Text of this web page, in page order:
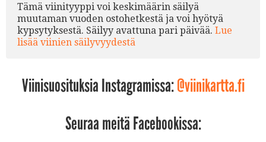
Tämä viinityyppi voi keskimäärin säilyä
muutaman vuoden ostohetkestä ja voi hyötyä
kypsytyksestä. Säilyy avattuna pari päivää. Lue
lisää viinien säilyvyydestä
Viinisuosituksia Instagramissa:@viinikartta.fi
Seuraa meitä Facebookissa: